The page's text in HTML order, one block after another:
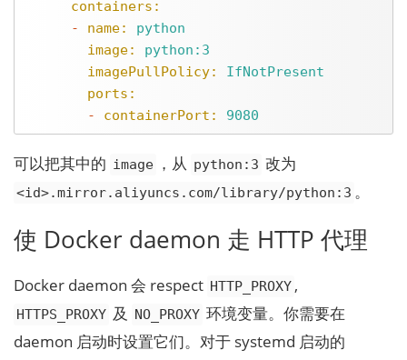
containers:
-
name:
python
image:
python:3
imagePullPolicy:
IfNotPresent
ports:
-
containerPort: 9080
可以把其中的 image ，从 python:3 改为
<id>.mirror.aliyuncs.com/library/python:3 。
使 Docker daemon 走 HTTP 代理
Docker daemon 会 respect HTTP_PROXY ,
HTTPS_PROXY 及 NO_PROXY 环境变量。你需要在
daemon 启动时设置它们。对于 systemd 启动的